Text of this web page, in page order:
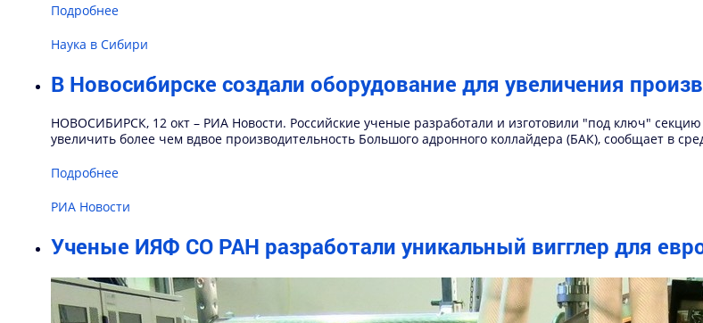
Подробнее
Наука в Сибири
В Новосибирске создали оборудование для увеличения
НОВОСИБИРСК, 12 окт – РИА Новости. Российские ученые разработали и изготовили "под ключ"
увеличить более чем вдвое производительность Большого адронного коллайдера (БАК), сообщает в
Подробнее
РИА Новости
Ученые ИЯФ СО РАН разработали уникальный вигглер для